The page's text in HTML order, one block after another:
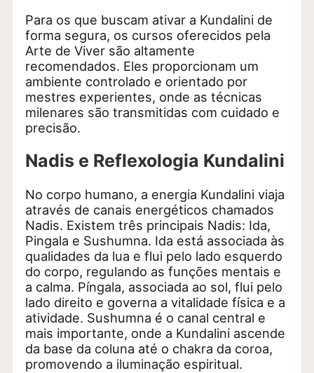
Para os que buscam ativar a Kundalini de
forma segura, os cursos oferecidos pela
Arte de Viver são altamente
recomendados. Eles proporcionam um
ambiente controlado e orientado por
mestres experientes, onde as técnicas
milenares são transmitidas com cuidado e
precisão.
Nadis e Reflexologia Kundalini
No corpo humano, a energia Kundalini viaja
através de canais energéticos chamados
Nadis. Existem três principais Nadis: Ida,
Pingala e Sushumna. Ida está associada às
qualidades da lua e flui pelo lado esquerdo
do corpo, regulando as funções mentais e
a calma. Píngala, associada ao sol, flui pelo
lado direito e governa a vitalidade física e a
atividade. Sushumna é o canal central e
mais importante, onde a Kundalini ascende
da base da coluna até o chakra da coroa,
promovendo a iluminação espiritual.